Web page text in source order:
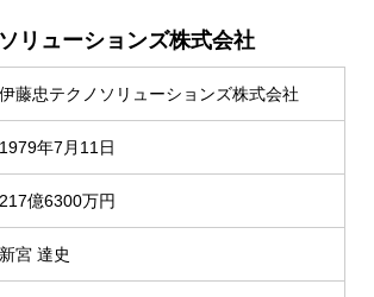
リューションズ株式会社
伊藤忠テクノソリューションズ株式会社
1979年7月11日
217億6300万円
新宮 達史